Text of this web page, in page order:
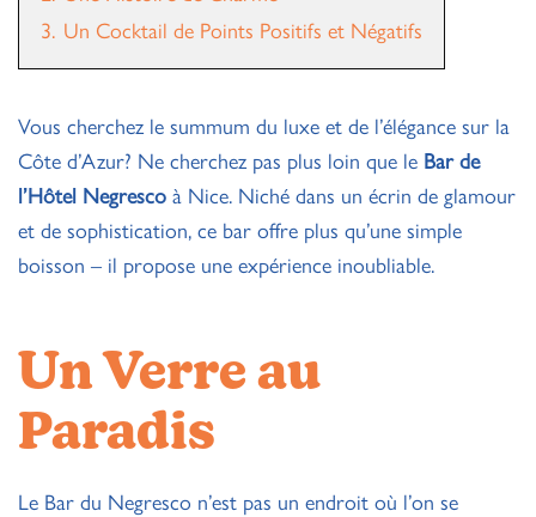
3. Un Cocktail de Points Positifs et Négatifs
Vous cherchez le summum du luxe et de l’élégance sur la
Côte d’Azur? Ne cherchez pas plus loin que le Bar de
l’Hôtel Negresco à Nice. Niché dans un écrin de glamour
et de sophistication, ce bar offre plus qu’une simple
boisson – il propose une expérience inoubliable.
Un Verre au
Paradis
Le Bar du Negresco n’est pas un endroit où l’on se